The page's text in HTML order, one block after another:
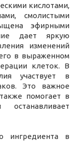
кислотами,
смолистыми
эфирными
дает яркую
изменений
в выраженном
клеток. В
участвует в
Это важное
помогает в
ингредиента в